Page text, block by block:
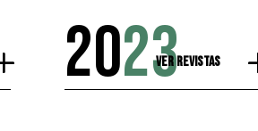
2023Ver Revistas